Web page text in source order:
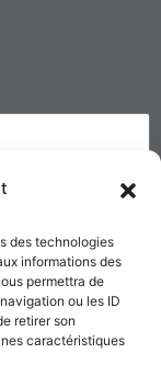
des technologies
informations des
permettra de
ou les ID
retirer son
caractéristiques